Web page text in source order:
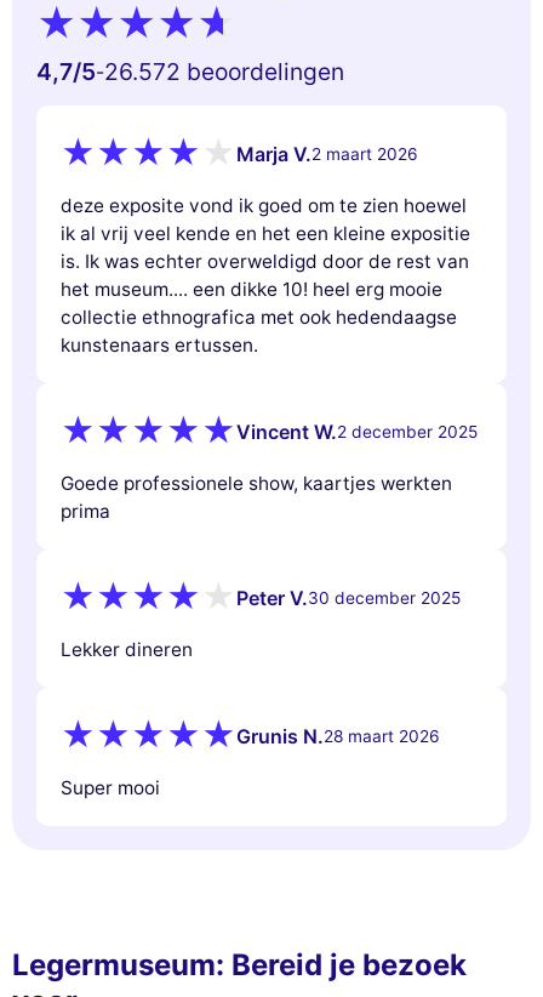
4,7/5-26.572 beoordelingen
Marja V.2 maart 2026
deze exposite vond ik goed om te zien hoewel
ik al vrij veel kende en het een kleine expositie
is. Ik was echter overweldigd door de rest van
het museum.... een dikke 10! heel erg mooie
collectie ethnografica met ook hedendaagse
kunstenaars ertussen.
Vincent W.2 december 2025
Goede professionele show, kaartjes werkten
prima
Peter V.30 december 2025
Lekker dineren
Grunis N.28 maart 2026
Super mooi
Legermuseum: Bereid je bezoek